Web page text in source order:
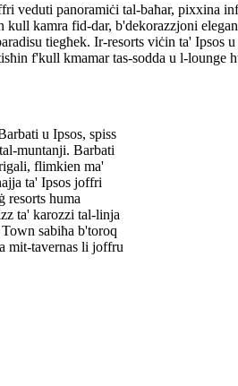
veduti panoramiċi tal-baħar, pixxina
kamra fid-dar, b'dekorazzjoni
tiegħek. Ir-resorts viċin ta' Ipsos
f'kull kmamar tas-sodda u l-lounge
u Ipsos, spiss
muntanji. Barbati
flimkien ma'
ta' Ipsos joffri
resorts huma
ta' karozzi tal-linja
sabiħa b'toroq
mit-tavernas li joffru